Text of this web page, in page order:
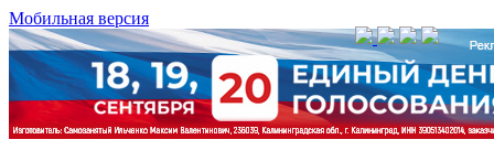
Мобильная версия